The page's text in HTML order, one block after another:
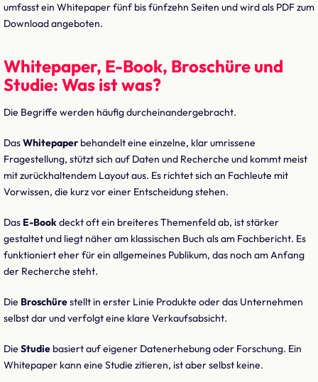
umfasst ein Whitepaper fünf bis fünfzehn Seiten und wird als PDF zum
Download angeboten.
Whitepaper, E-Book, Broschüre und
Studie: Was ist was?
Die Begriffe werden häufig durcheinandergebracht.
DasWhitepaper behandelt eine einzelne, klar umrissene
Fragestellung, stützt sich auf Daten und Recherche und kommt meist
mit zurückhaltendem Layout aus. Es richtet sich an Fachleute mit
Vorwissen, die kurz vor einer Entscheidung stehen.
Das E-Bookdeckt oft ein breiteres Themenfeld ab, ist stärker
gestaltet und liegt näher am klassischen Buch als am Fachbericht. Es
funktioniert eher für ein allgemeines Publikum, das noch am Anfang
der Recherche steht.
Die Broschürestellt in erster Linie Produkte oder das Unternehmen
selbst dar und verfolgt eine klare Verkaufsabsicht.
Die Studie basiert auf eigener Datenerhebung oder Forschung. Ein
Whitepaper kann eine Studie zitieren, ist aber selbst keine.